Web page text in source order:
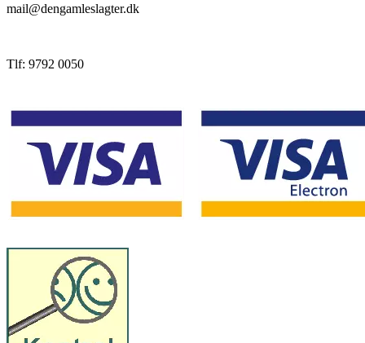
mail@dengamleslagter.dk
Tlf: 9792 0050